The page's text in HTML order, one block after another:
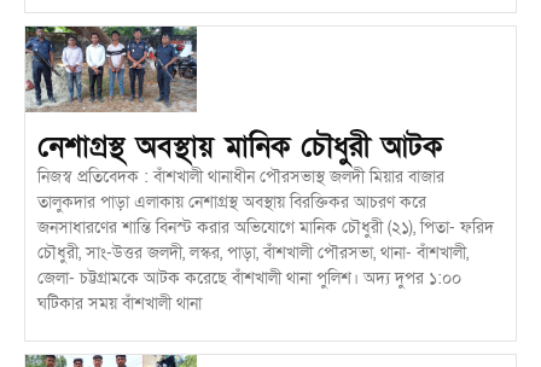
নেশাগ্রস্থ অবস্থায় মানিক চৌধুরী আটক
নিজস্ব প্রতিবেদক : বাঁশখালী থানাধীন পৌরসভাস্থ জলদী মিয়ার বাজার
তালুকদার পাড়া এলাকায় নেশাগ্রস্থ অবস্থায় বিরক্তিকর আচরণ করে
জনসাধারণের শান্তি বিনস্ট করার অভিযোগে মানিক চৌধুরী (২১), পিতা- ফরিদ
চৌধুরী, সাং-উত্তর জলদী, লস্কর, পাড়া, বাঁশখালী পৌরসভা, থানা- বাঁশখালী,
জেলা- চট্টগ্রামকে আটক করেছে বাঁশখালী থানা পুলিশ। অদ্য দুপর ১:০০
ঘটিকার সময় বাঁশখালী থানা